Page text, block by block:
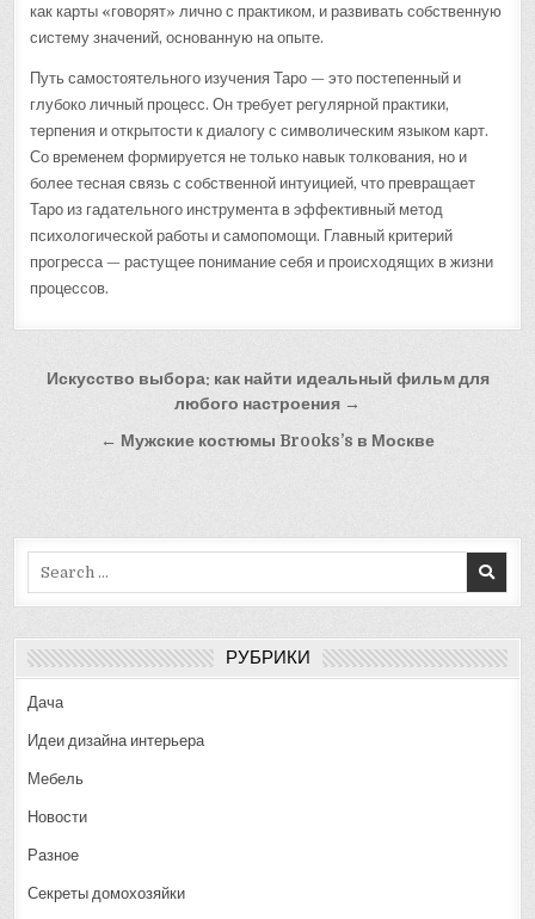
как карты «говорят» лично с практиком, и развивать собственную
систему значений, основанную на опыте.
Путь самостоятельного изучения Таро — это постепенный и
глубоко личный процесс. Он требует регулярной практики,
терпения и открытости к диалогу с символическим языком карт.
Со временем формируется не только навык толкования, но и
более тесная связь с собственной интуицией, что превращает
Таро из гадательного инструмента в эффективный метод
психологической работы и самопомощи. Главный критерий
прогресса — растущее понимание себя и происходящих в жизни
процессов.
Навигация
записям
Искусство выбора: как найти идеальный фильм для
любого настроения →
← Мужские костюмы Brooks’s в Москве
РУБРИКИ
Дача
Идеи дизайна интерьера
Мебель
Новости
Разное
Секреты домохозяйки